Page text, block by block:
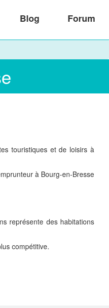
Blog Forum
touristiques et de loisirs à
à Bourg-en-Bresse
représente des habitations
compétitive.